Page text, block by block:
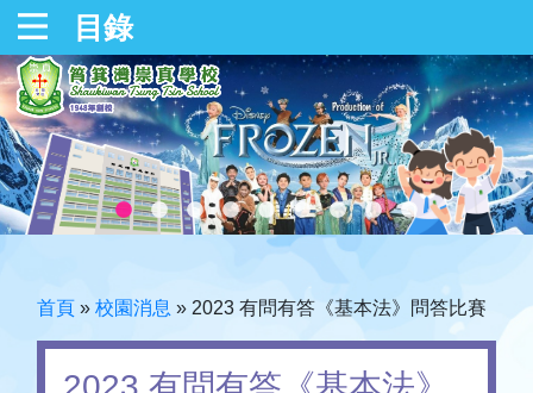
目錄
首頁 » 校園消息 » 2023 有問有答《基本法》問答比賽